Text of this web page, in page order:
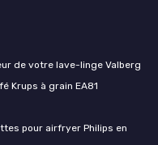
de votre lave-linge Valberg
Krups à grain EA81
pour airfryer Philips en